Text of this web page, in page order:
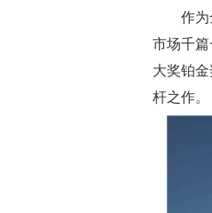
作
市场千
大奖铂
杆之作。